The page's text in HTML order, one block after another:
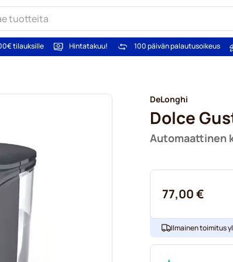
tilauksille Hintatakuu! 100 päivän palautusoikeus
DeLonghi
Dolce
Automaattinen
77,00 €
Ilmainen toimitus